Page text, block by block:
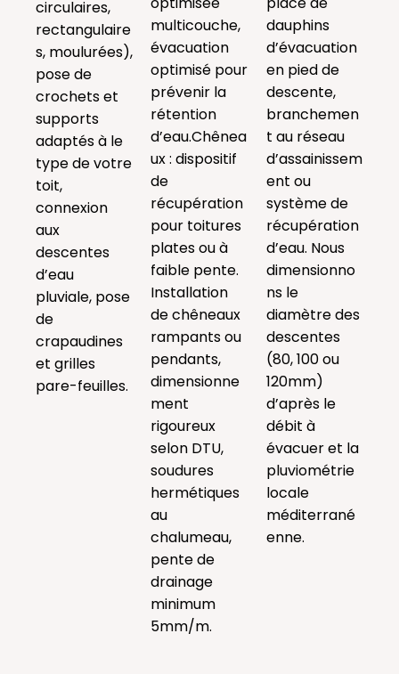
circulaires,
rectangulaire
s, moulurées),
pose de
crochets et
supports
adaptés à le
type de votre
toit,
connexion
aux
descentes
d’eau
pluviale, pose
de
crapaudines
et grilles
pare-feuilles.
multicouche,
évacuation
optimisé pour
prévenir la
rétention
d’eau.Chênea
ux : dispositif
de
récupération
pour toitures
plates ou à
faible pente.
Installation
de chêneaux
rampants ou
pendants,
dimensionne
ment
rigoureux
selon DTU,
soudures
hermétiques
au
chalumeau,
pente de
drainage
minimum
5mm/m.
dauphins
d’évacuation
en pied de
descente,
branchemen
t au réseau
d’assainissem
ent ou
système de
récupération
d’eau. Nous
dimensionno
ns le
diamètre des
descentes
(80, 100 ou
120mm)
d’après le
débit à
évacuer et la
pluviométrie
locale
méditerrané
enne.